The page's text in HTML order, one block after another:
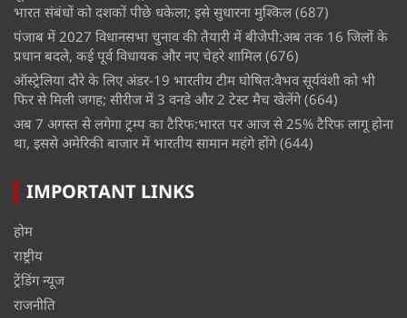
भारत संबंधों को दशकों पीछे धकेला; इसे सुधारना मुश्किल (687)
पंजाब में 2027 विधानसभा चुनाव की तैयारी में बीजेपी:अब तक 16 जिलों के
प्रधान बदले, कई पूर्व विधायक और नए चेहरे शामिल (676)
ऑस्ट्रेलिया दौरे के लिए अंडर-19 भारतीय टीम घोषित:वैभव सूर्यवंशी को भी
फिर से मिली जगह; सीरीज में 3 वनडे और 2 टेस्ट मैच खेलेंगे (664)
अब 7 अगस्त से लगेगा ट्रम्प का टैरिफ:भारत पर आज से 25% टैरिफ लागू होना
था, इससे अमेरिकी बाजार में भारतीय सामान महंगे होंगे (644)
IMPORTANT LINKS
होम
राष्ट्रीय
ट्रेंडिंग न्यूज
राजनीति